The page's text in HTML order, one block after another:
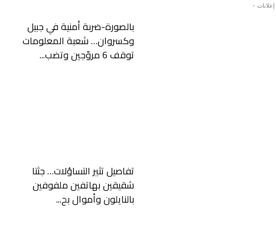
بالصورة-ضربة أمنية في جبيل
وكسروان… شعبة المعلومات
توقف 6 مروّجين وتضب...
تفاصيل تثير التساؤلات… جثتا
شقيقين بهاتفين ملفوفين
بالنايلون وأموال بح...